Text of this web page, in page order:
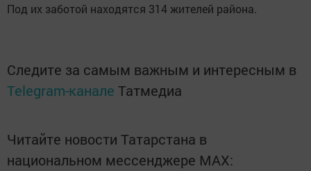
Под их заботой находятся 314 жителей района.
Следите за самым важным и интересным в
Telegram-канале Татмедиа
Читайте новости Татарстана в
национальном мессенджере MАХ: